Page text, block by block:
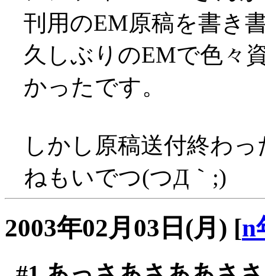
刊用のEM原稿を書き
久しぶりのEMで色々
かったです。
しかし原稿送付終わ
ねもいでつ(つД｀;)
2003年02月03日(月) [n